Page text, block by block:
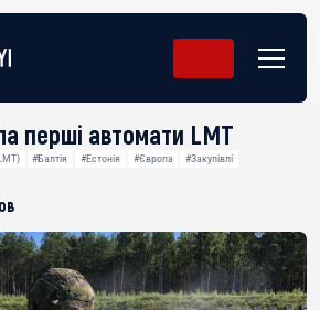
перші автомати LMT
#Балтія #Естонія #Європа
#Закупівлі